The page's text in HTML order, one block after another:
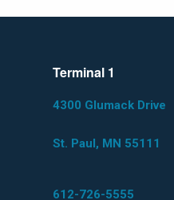
Terminal 1
4300 Glumack Drive
St. Paul, MN 55111
612-726-5555